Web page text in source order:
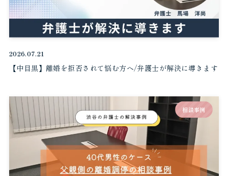
【中目黒】離婚を拒否されて悩む方へ/弁護士が解決に導きます
2026.07.21
相談事例